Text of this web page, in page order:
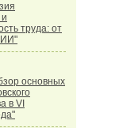
труда: от
ИИ"
основных
в VI